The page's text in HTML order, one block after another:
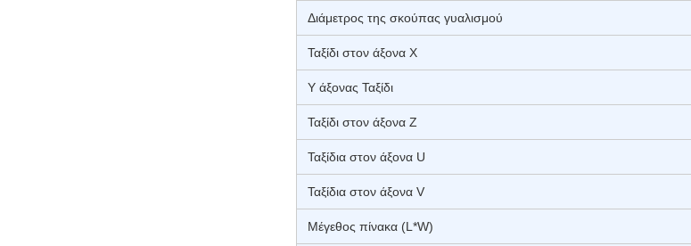
Διάμετρος της σκούπας γυαλισμού
Ταξίδι στον άξονα Χ
Υ άξονας Ταξίδι
Ταξίδι στον άξονα Ζ
Ταξίδια στον άξονα U
Ταξίδια στον άξονα V
Μέγεθος πίνακα (L*W)